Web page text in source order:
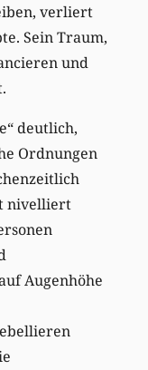
verliert
Sein Traum,
und
deutlich,
Ordnungen
nivelliert
Augenhöhe